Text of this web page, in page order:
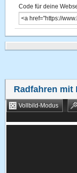
Code für deine
Radfahren mit
Vollbild-Modus